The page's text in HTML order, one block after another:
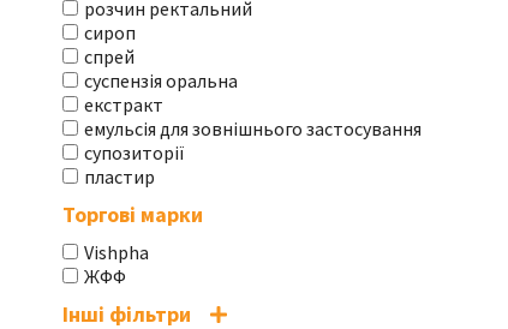
розчин ректальний
сироп
спрей
суспензія оральна
екстракт
емульсія для зовнішнього застосування
супозиторії
пластир
Торгові марки
Vishpha
ЖФФ
Інші фільтри